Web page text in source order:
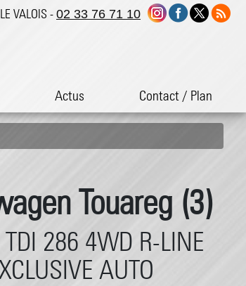
Actus Contact / Plan
VALOIS -02 33 76 71 10
Touareg (3)
286 4WD R-LINE
AUTO